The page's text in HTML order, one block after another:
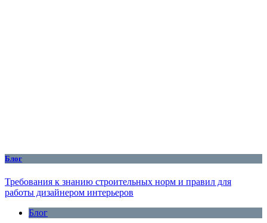
Блог
Требования к знанию строительных норм и правил для
работы дизайнером интерьеров
Блог